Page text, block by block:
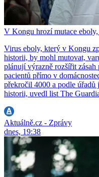
V Kongu hrozí mutace
Virus eboly, který v Kongu
historii, by mohl mutovat,
plánují výrazně rozšířit
pacientů přímo v
překročil 4000 a podle
historii, uvedl list The
Aktuálně.cz - Zprávy
dnes, 19:38